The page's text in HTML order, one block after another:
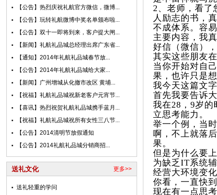
【公告】热烈庆祝礼航官方微信，微博...
【公告】玩转礼航微博中奖名单颁布啦...
【公告】双十一即将到来，客户提大闸...
【新闻】礼航礼品城总经理出席广东省...
【通知】2014年礼航礼品城春节放...
【公告】2014年礼航礼品城给大家...
【新闻】广州增城从化撤市改区 黄埔...
【祝福】礼航礼品城祝新老客户元宵节...
【喜讯】热烈祝贺礼航礼品城携手蓝月...
【祝福】礼航礼品城祝所有女性三八节...
【公告】2014清明节放假通知
【公告】2014礼航礼品城分销商招...
更多>>
送礼文化
送礼轻重的学问
2、老师，看了
人励志的书，
不成体系。容
主要内容，我
好信（微信）
其实这些朋友
当你开始对自
果，也许只是
我今天这篇文
首先我要告诉
我在28，9岁
立思考能力。
举一个例，当
啊，不上就落
果。
但是为什么要
为缺乏IT系统
经营大环境变
你看，一直快
现在有一点思